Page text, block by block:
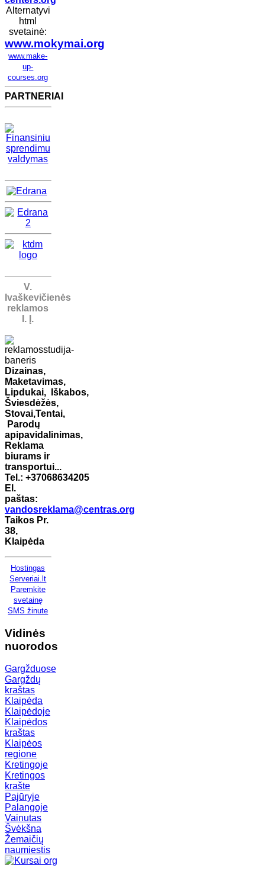
Alternatyvi
html
svetainė:
www.mokymai.org
www.make-
up-
courses.org
PARTNERIAI
V.
Ivaškevičienės
reklamos
I. Į.
Dizainas,
Maketavimas,
Lipdukai,
Iškabos,
Šviesdėžės,
Stovai,Tentai,
Parodų
apipavidalinimas,
Reklama
biurams ir
transportui...
Tel.: +37068634205
El.
paštas:
vandosreklama@centras.org
Taikos Pr.
38,
Klaipėda
Hostingas
Serveriai.lt
Paremkite
svetainę
SMS žinute
Vidinės
nuorodos
Gargžduose
Gargždų
kraštas
Klaipėda
Klaipėdoje
Klaipėdos
kraštas
Klaipėos
regione
Kretingoje
Kretingos
krašte
Pajūryje
Palangoje
Vainutas
Švėkšna
Žemaičių
naumiestis